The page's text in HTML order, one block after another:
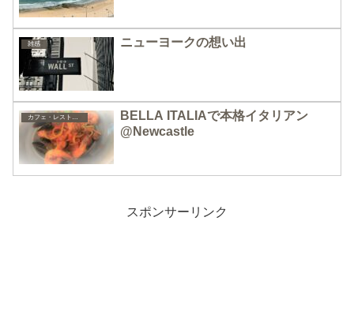
雑感 ニューヨークの想い出
カフェ・レストラン
BELLA ITALIAで本格イタリアン
@Newcastle
スポンサーリンク